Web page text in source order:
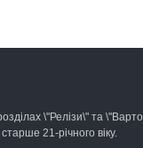
\"Релізи\" та \"Варто
21-річного віку.